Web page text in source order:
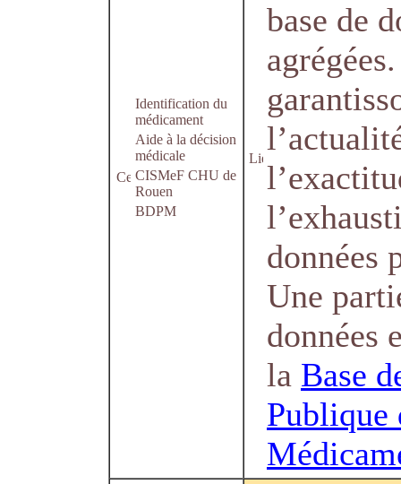
Identification du
médicament
Aide à la décision
médicale
CISMeF CHU de
Rouen
BDPM
base de
données
Une
données
la Base
Publique